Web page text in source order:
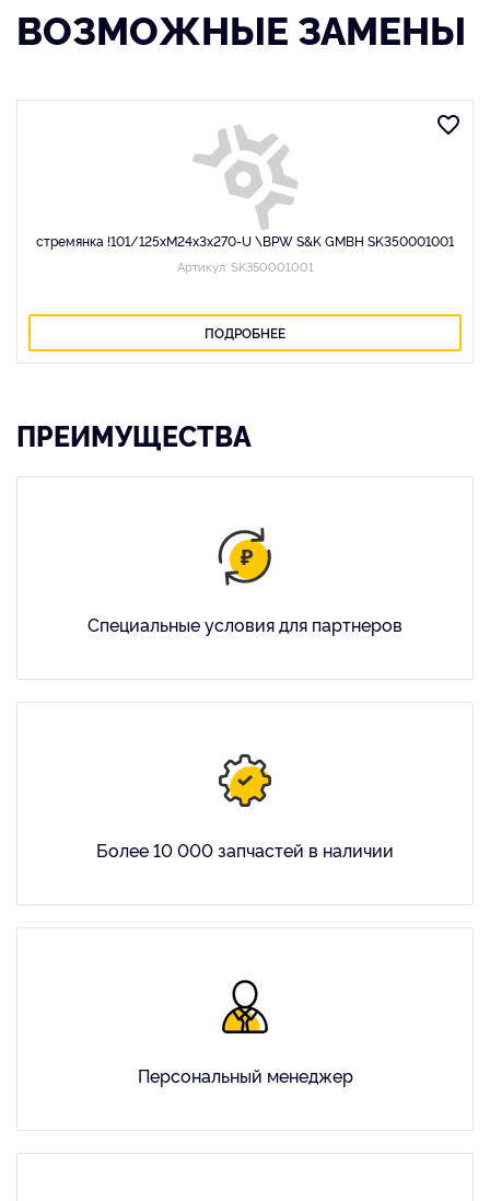
ВОЗМОЖНЫЕ ЗАМЕНЫ
стремянка !101/125xM24x3x270-U \BPW S&K GMBH SK350001001
Артикул: SK350001001
ПОДРОБНЕЕ
ПРЕИМУЩЕСТВА
Специальные условия для партнеров
Более 10 000 запчастей в наличии
Персональный менеджер